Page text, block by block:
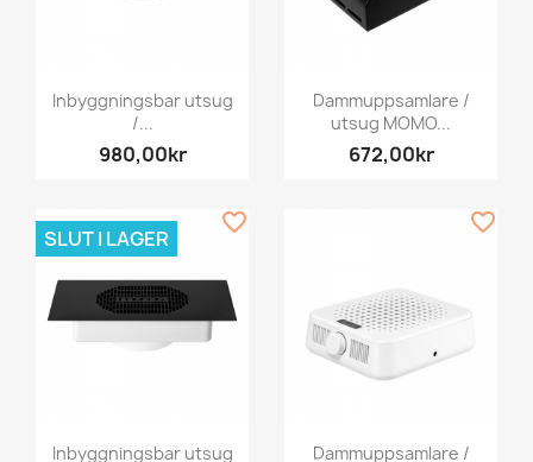
Inbyggningsbar utsug
/...
980,00kr
Dammuppsamlare /
utsug MOMO...
672,00kr
Inbyggningsbar utsug
SLUT I LAGER
favorite_border
Dammuppsamlare /
favorite_border